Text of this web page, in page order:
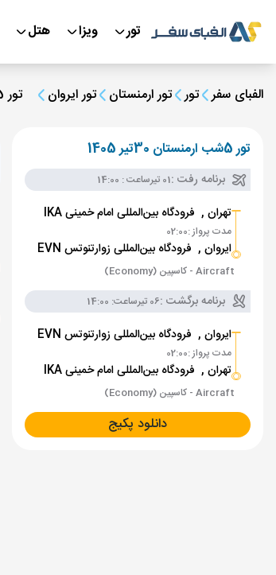
تور ویزا هتل
الفبای سفر تور تور ارمنستان تور ایروان تور 5شب ارمنستان 30تیر 1405
تور 5شب ارمنستان 30تیر 1405
برنامه رفت :01 تیر ساعت : 14:00
تهران , فرودگاه بین‌المللی امام خمینی IKA
مدت پرواز :02:00
ایروان , فرودگاه بین‌المللی زوارتنوتس EVN
Aircraft - کاسپین (Economy)
برنامه برگشت :06 تیر ساعت: 14:00
ایروان , فرودگاه بین‌المللی زوارتنوتس EVN
مدت پرواز :02:00
تهران , فرودگاه بین‌المللی امام خمینی IKA
Aircraft - کاسپین (Economy)
دانلود پکیج